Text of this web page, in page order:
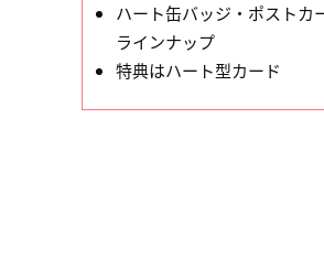
ハート缶バッジ・ポストカ
ラインナップ
特典はハート型カード